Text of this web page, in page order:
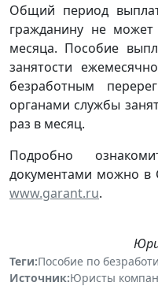
Общий период
гражданину не
месяца. Пособие
занятости
безработным
органами службы
раз в месяц.
Подробно
документами можно в
www.garant.ru.
Теги:Пособие по
Источник:Юристы